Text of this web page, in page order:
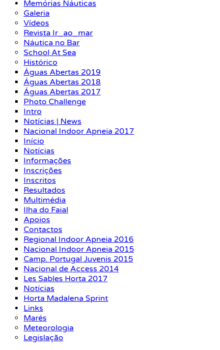
Memórias Náuticas
Galeria
Vídeos
Revista Ir_ao_mar
Náutica no Bar
School At Sea
Histórico
Águas Abertas 2019
Águas Abertas 2018
Águas Abertas 2017
Photo Challenge
Intro
Notícias | News
Nacional Indoor Apneia 2017
Início
Notícias
Informações
Inscrições
Inscritos
Resultados
Multimédia
Ilha do Faial
Apoios
Contactos
Regional Indoor Apneia 2016
Nacional Indoor Apneia 2015
Camp. Portugal Juvenis 2015
Nacional de Access 2014
Les Sables Horta 2017
Notícias
Horta Madalena Sprint
Links
Marés
Meteorologia
Legislação